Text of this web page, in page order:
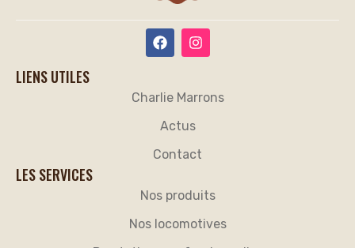
LIENS UTILES
Charlie Marrons
Actus
Contact
LES SERVICES
Nos produits
Nos locomotives